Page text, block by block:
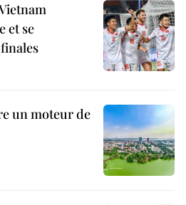
et se
un moteur de